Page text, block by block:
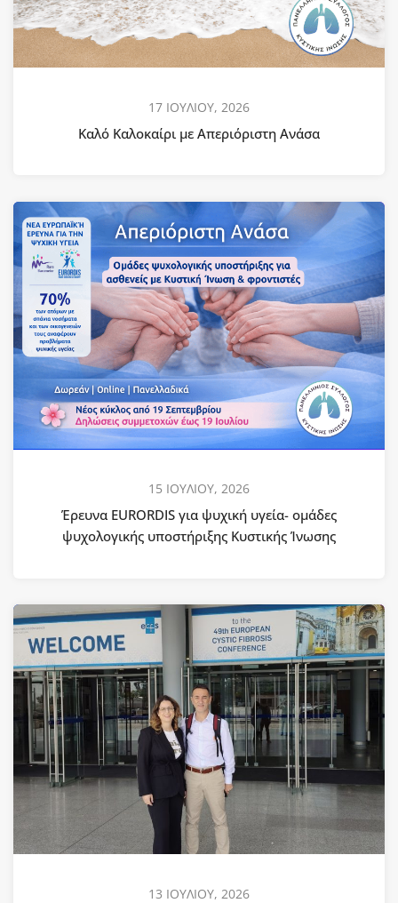
17 ΙΟΥΛΙΟΥ, 2026
Καλό Καλοκαίρι με Απεριόριστη Ανάσα
15 ΙΟΥΛΙΟΥ, 2026
Έρευνα EURORDIS για ψυχική υγεία- ομάδες
ψυχολογικής υποστήριξης Κυστικής Ίνωσης
13 ΙΟΥΛΙΟΥ, 2026